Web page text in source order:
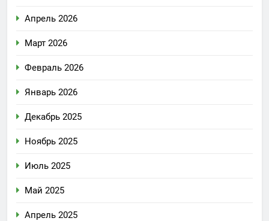
Апрель 2026
Март 2026
Февраль 2026
Январь 2026
Декабрь 2025
Ноябрь 2025
Июль 2025
Май 2025
Апрель 2025